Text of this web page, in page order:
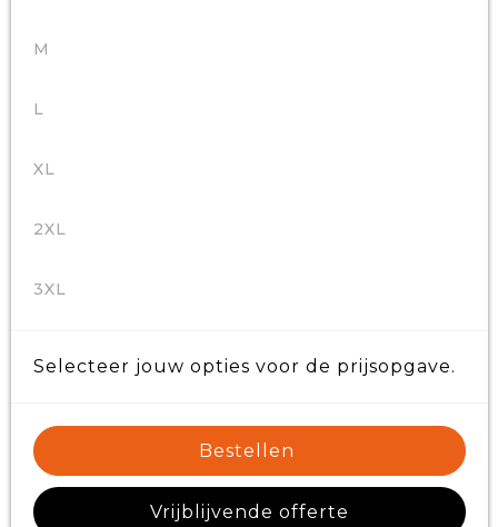
M
L
XL
2XL
3XL
Selecteer jouw opties voor de prijsopgave.
Bestellen
Vrijblijvende offerte